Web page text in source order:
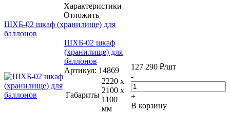
Характеристики
Отложить
ШХБ-02 шкаф (хранилище) для
баллонов
ШХБ-02 шкаф
(хранилище) для
баллонов
Артикул: 14869
Габариты
2220 x
2100 x
1100
мм
127 290 ₽/шт
-
+
В корзину